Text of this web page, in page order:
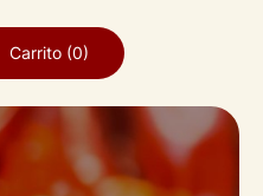
Carrito (0)